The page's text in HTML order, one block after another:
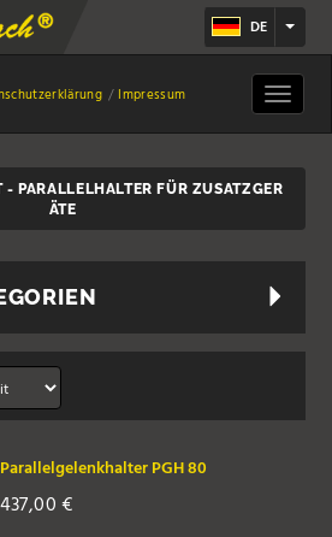
DE
Impressum
Toggle
- PARALLELHALTER FÜR ZUSATZGER
ÄTE
Parallelgelenkhalter PGH 80
437,00€